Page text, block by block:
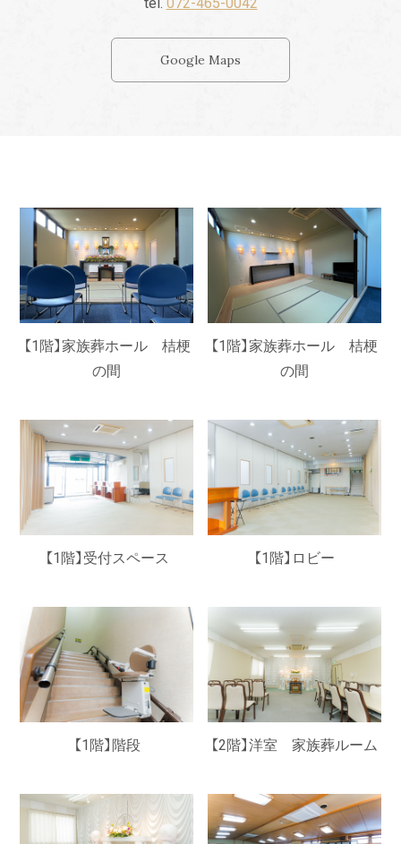
Google Maps
【1階】家族葬ホール 桔梗
の間
【1階】家族葬ホール 桔梗
の間
【1階】受付スペース 【1階】ロビー
【1階】階段 【2階】洋室 家族葬ルーム